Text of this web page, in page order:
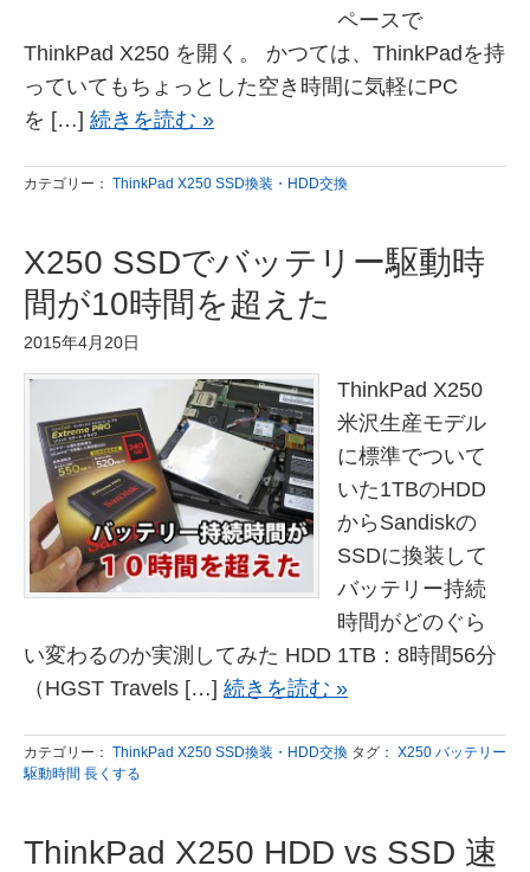
ペースで
ThinkPad X250 を開く。 かつては、ThinkPadを持
っていてもちょっとした空き時間に気軽にPC
を […] 続きを読む »
カテゴリー： ThinkPad X250 SSD換装・HDD交換
X250 SSDでバッテリー駆動時
間が10時間を超えた
2015年4月20日
ThinkPad X250
米沢生産モデル
に標準でついて
いた1TBのHDD
からSandiskの
SSDに換装して
バッテリー持続
時間がどのぐら
い変わるのか実測してみた HDD 1TB：8時間56分
（HGST Travels […] 続きを読む »
カテゴリー： ThinkPad X250 SSD換装・HDD交換 タグ： X250 バッテリー
駆動時間 長くする
ThinkPad X250 HDD vs SSD 速